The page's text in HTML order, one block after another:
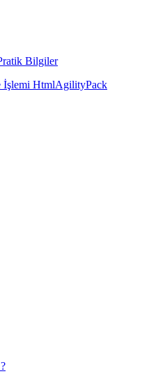
Bilgiler
İşlemi HtmlAgilityPack